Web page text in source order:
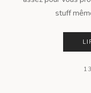
stuff